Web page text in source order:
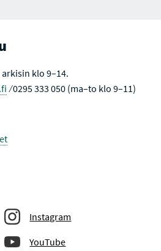
klo 9–14.
⁄ 0295 333 050 (ma–to klo 9–11)
Instagram
YouTube